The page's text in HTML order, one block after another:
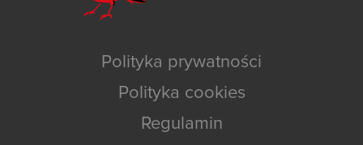
Polityka prywatności
Polityka cookies
Regulamin